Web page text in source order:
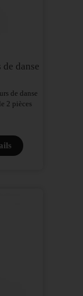
danse
de danse
2 pièces